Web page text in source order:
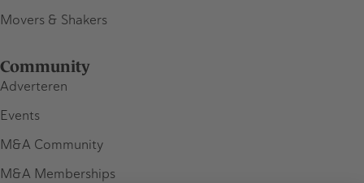
Movers & Shakers
Community
Adverteren
Events
M&A Community
M&A Memberships